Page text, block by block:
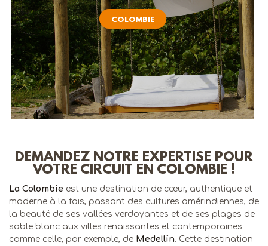
COLOMBIE
DEMANDEZ NOTRE EXPERTISE POUR
VOTRE CIRCUIT EN COLOMBIE !
La Colombie est une destination de cœur, authentique et
moderne à la fois, passant des cultures amérindiennes, de
la beauté de ses vallées verdoyantes et de ses plages de
sable blanc aux villes renaissantes et contemporaines
comme celle, par exemple, de Medellín. Cette destination